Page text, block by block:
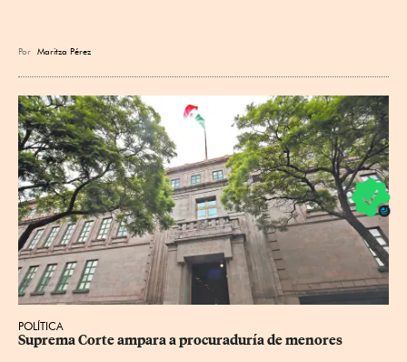
Por Maritza Pérez
POLÍTICA
Suprema Corte ampara a procuraduría de menores